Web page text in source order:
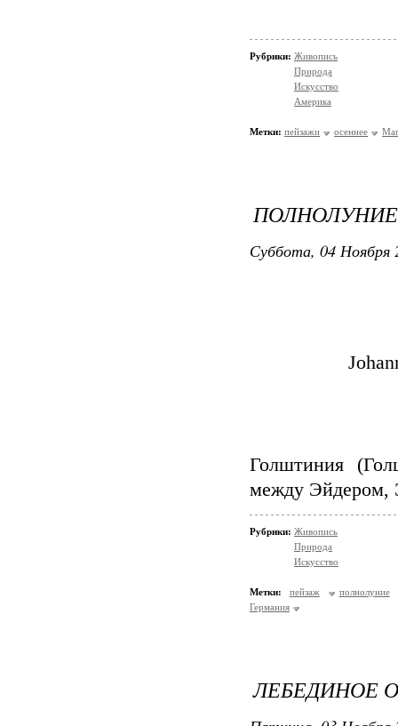
Рубрики: Живопись
Природа
Искусство
Америка
Метки: пейзажи осеннее
Суббота, 04 Ноября
Голштиния
между Эйдером,
Рубрики: Живопись
Природа
Искусство
Метки: пейзаж
полнолуние
Германия
ЛЕБЕДИНОЕ